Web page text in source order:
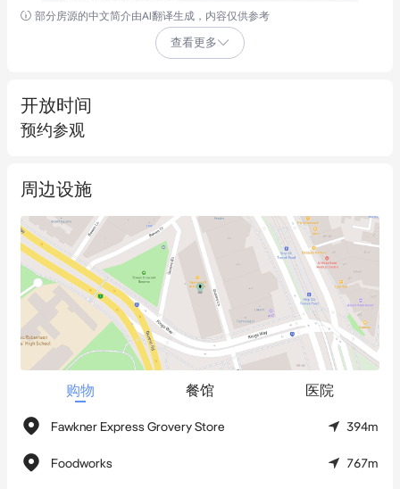
部分房源的中文简介由AI翻译生成，内容仅供参考
查看更多
开放时间
预约参观
周边设施
购物 餐馆 医院
Fawkner Express Grovery Store 394m
Foodworks 767m